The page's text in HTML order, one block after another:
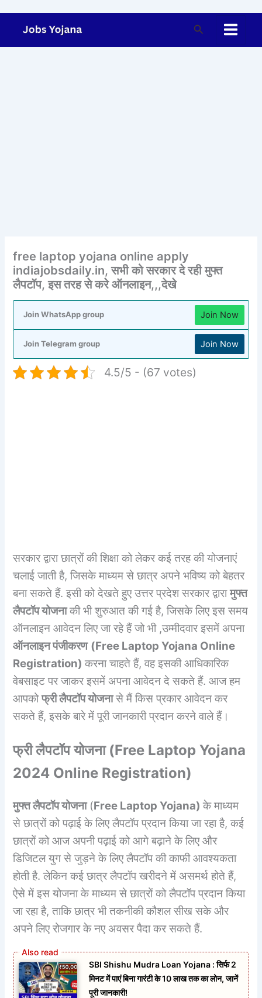
content
Search
free laptop yojana online apply
indiajobsdaily.in, सभी को सरकार दे रही मुफ्त
लैपटॉप, इस तरह से करे ऑनलाइन,,,देखे
Join WhatsApp group Join Now
Join Telegram group Join Now
4.5/5 - (67 votes)
सरकार द्वारा छात्रों की शिक्षा को लेकर कई तरह की योजनाएं
चलाई जाती है, जिसके माध्यम से छात्र अपने भविष्य को बेहतर
बना सकते हैं. इसी को देखते हुए उत्तर प्रदेश सरकार द्वारामुफ्त
लैपटॉप योजनाकी भी शुरुआत की गई है, जिसके लिए इस समय
ऑनलाइन आवेदन लिए जा रहे हैं जो भी ,उम्मीदवार इसमें अपना
ऑनलाइन पंजीकरण (Free Laptop Yojana Online
Registration)करना चाहते हैं, वह इसकी आधिकारिक
वेबसाइट पर जाकर इसमें अपना आवेदन दे सकते हैं. आज हम
आपकोफ्री लैपटॉप योजनासे मैं किस प्रकार आवेदन कर
सकते हैं, इसके बारे में पूरी जानकारी प्रदान करने वाले हैं।
फ्री लैपटॉप योजना (Free Laptop Yojana
2024 Online Registration)
मुफ्त लैपटॉप योजना(Free Laptop Yojana)के माध्यम
से छात्रों को पढ़ाई के लिए लैपटॉप प्रदान किया जा रहा है, कई
छात्रों को आज अपनी पढ़ाई को आगे बढ़ाने के लिए और
डिजिटल युग से जुड़ने के लिए लैपटॉप की काफी आवश्यकता
होती है. लेकिन कई छात्र लैपटॉप खरीदने में असमर्थ होते हैं,
ऐसे में इस योजना के माध्यम से छात्रों को लैपटॉप प्रदान किया
जा रहा है, ताकि छात्र भी तकनीकी कौशल सीख सके और
अपने लिए रोजगार के नए अवसर पैदा कर सकते हैं.
SBI Shishu Mudra Loan Yojana : सिर्फ 2
मिनट में पाएं बिना गारंटी के 10 लाख तक का लोन, जानें
पूरी जानकारी!